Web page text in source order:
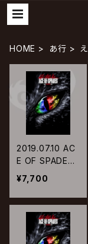
HOME あ行 え
2019.07.10 AC
E OF SPADES
/ ACE OF SPA
DES 1st. TOUR
2019 “4REAL”
-Legendary ni
ght-【初回生産
限定盤Blu-ray】
¥7,700